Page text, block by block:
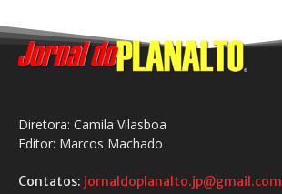
Diretora: Camila Vilasboa
Editor: Marcos Machado
Contatos: jornaldoplanalto.jp@gmail.com